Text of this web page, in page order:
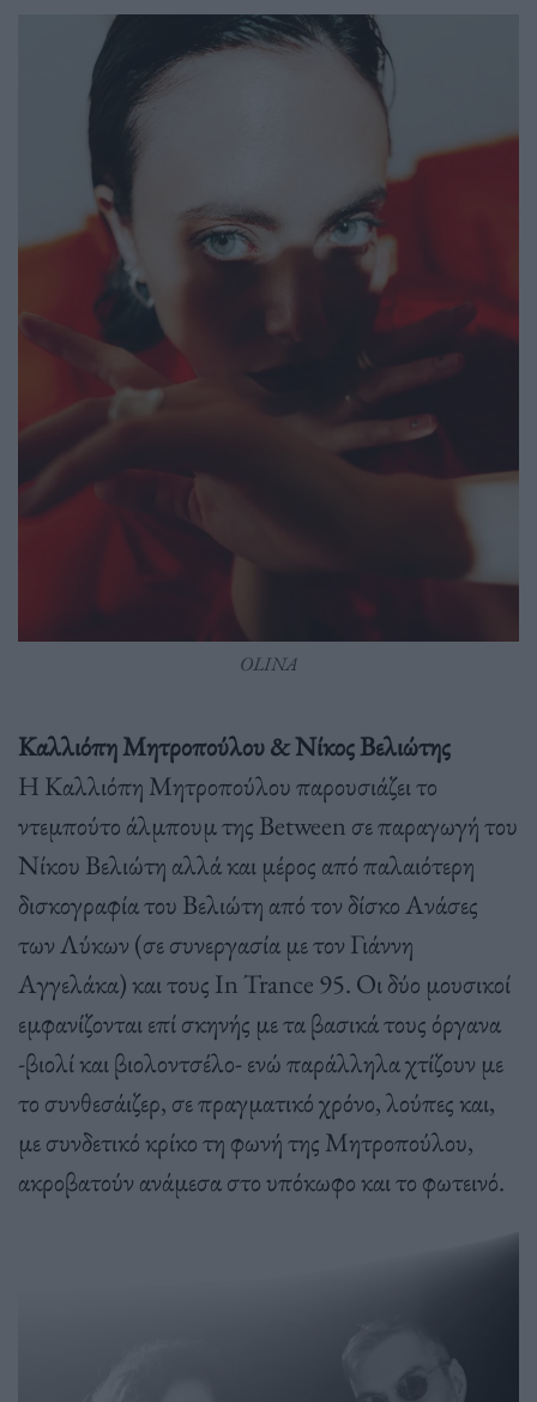
OLINA
Καλλιόπη Μητροπούλου & Νίκος Βελιώτης
Η Καλλιόπη Μητροπούλου παρουσιάζει το
ντεμπούτο άλμπουμ της Between σε παραγωγή του
Νίκου Βελιώτη αλλά και μέρος από παλαιότερη
δισκογραφία του Βελιώτη από τον δίσκο Ανάσες
των Λύκων (σε συνεργασία με τον Γιάννη
Αγγελάκα) και τους In Trance 95. Οι δύο μουσικοί
εμφανίζονται επί σκηνής με τα βασικά τους όργανα
-βιολί και βιολοντσέλο- ενώ παράλληλα χτίζουν με
το συνθεσάιζερ, σε πραγματικό χρόνο, λούπες και,
με συνδετικό κρίκο τη φωνή της Μητροπούλου,
ακροβατούν ανάμεσα στο υπόκωφο και το φωτεινό.